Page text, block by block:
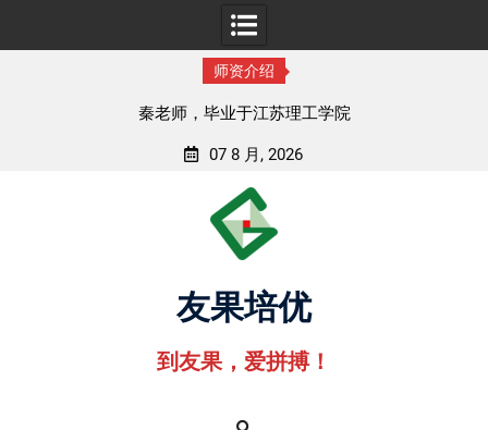
师资介绍
秦老师，毕业于江苏理工学院
07 8 月, 2026
友果培优
到友果，爱拼搏！